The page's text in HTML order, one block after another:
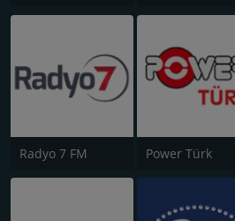
Radyo 7 FM Power Türk